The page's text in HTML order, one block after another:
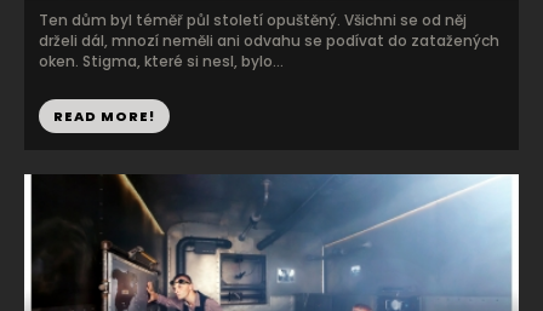
Ten dům byl téměř půl století opuštěný. Všichni se od něj
drželi dál, mnozí neměli ani odvahu se podívat do zatažených
oken. Stigma, které si nesl, bylo...
READ MORE!